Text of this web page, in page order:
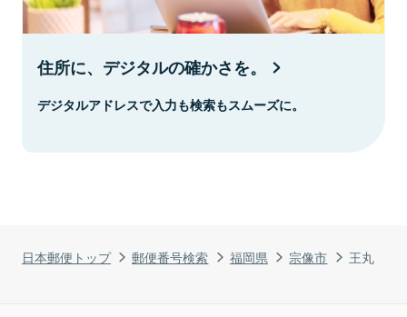
日本郵便トップ 郵便番号検索 福岡県 宗像市 王丸
住所に、デジタルの確かさを。
デジタルアドレスで入力も検索もスムーズに。